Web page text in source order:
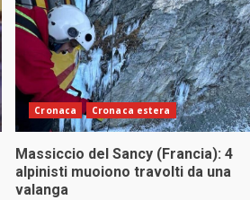
Cronaca Cronaca estera
Massiccio del Sancy (Francia): 4
alpinisti muoiono travolti da una
valanga